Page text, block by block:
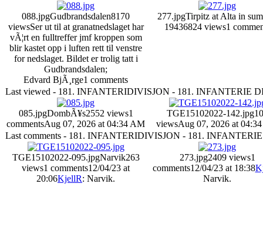
088.jpgGudbrandsdalen8170
viewsSer ut til at granatnedslaget har
vÃ¦rt en fulltreffer jmf kroppen som
blir kastet opp i luften rett til venstre
for nedslaget. Bildet er trolig tatt i
Gudbrandsdalen;
Edvard BjÃ¸rge1 comments
277.jpgTirpitz at Alta in
19436824 views1
Last viewed - 181. INFANTERIDIVISJON - 181. INFANTERIE
085.jpgDombÃ¥s2552 views1
commentsAug 07, 2026 at 04:34 AM
TGE15102022-142.jpg
viewsAug 07, 2026 at
Last comments - 181. INFANTERIDIVISJON - 181.
TGE15102022-095.jpgNarvik263
views1 comments12/04/23 at
20:06KjellR: Narvik.
273.jpg2409 views1
comments12/04/23 at 18:38
Narvik.